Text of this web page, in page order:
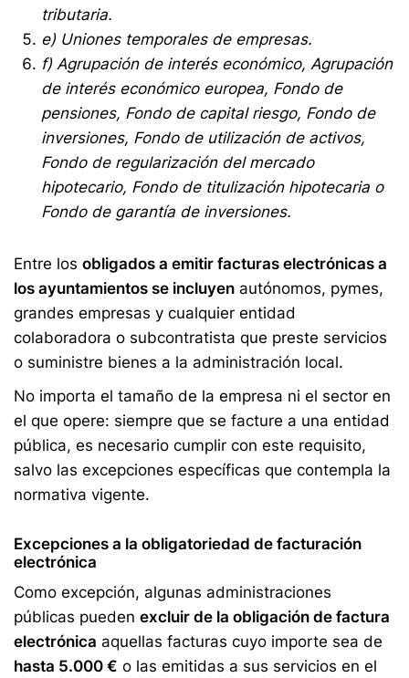
tributaria.
e) Uniones temporales de empresas.
f) Agrupación de interés económico, Agrupación
de interés económico europea, Fondo de
pensiones, Fondo de capital riesgo, Fondo de
inversiones, Fondo de utilización de activos,
Fondo de regularización del mercado
hipotecario, Fondo de titulización hipotecaria o
Fondo de garantía de inversiones.
Entre los obligados a emitir facturas electrónicas a
los ayuntamientos se incluyen autónomos, pymes,
grandes empresas y cualquier entidad
colaboradora o subcontratista que preste servicios
o suministre bienes a la administración local.
No importa el tamaño de la empresa ni el sector en
el que opere: siempre que se facture a una entidad
pública, es necesario cumplir con este requisito,
salvo las excepciones específicas que contempla la
normativa vigente.
Excepciones a la obligatoriedad de facturación
electrónica
Como excepción, algunas administraciones
públicas pueden excluir de la obligación de factura
electrónica aquellas facturas cuyo importe sea de
hasta 5.000 € o las emitidas a sus servicios en el